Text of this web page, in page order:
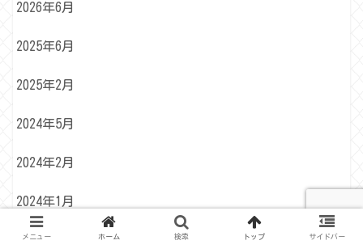
2026年6月
2025年6月
2025年2月
2024年5月
2024年2月
2024年1月
2023年12月
メニュー ホーム 検索 トップ サイドバー